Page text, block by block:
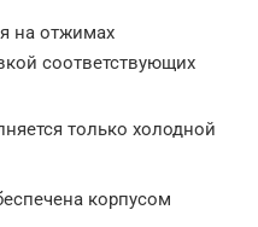
на отжимах
соответствующих
только холодной
корпусом